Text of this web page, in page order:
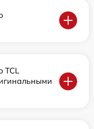
TCL